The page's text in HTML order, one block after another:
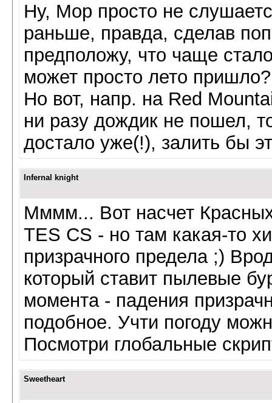
Ну, Мор просто не
раньше, правда, сделав
предположу, что чаще
может просто лето
Но вот, напр. на Red
ни разу дождик не пошел,
достало уже(!), залить бы
Infernal knight
Мммм... Вот насчет
TES CS - но там какая-то
призрачного предела ;)
который ставит пылевые
момента - падения
подобное. Учти погоду
Посмотри глобальные
Sweetheart